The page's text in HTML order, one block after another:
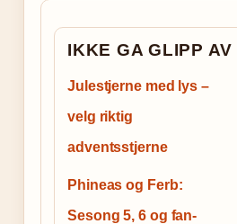
IKKE GA GLIPP AV
Julestjerne med lys –
velg riktig
adventsstjerne
Phineas og Ferb:
Sesong 5, 6 og fan-